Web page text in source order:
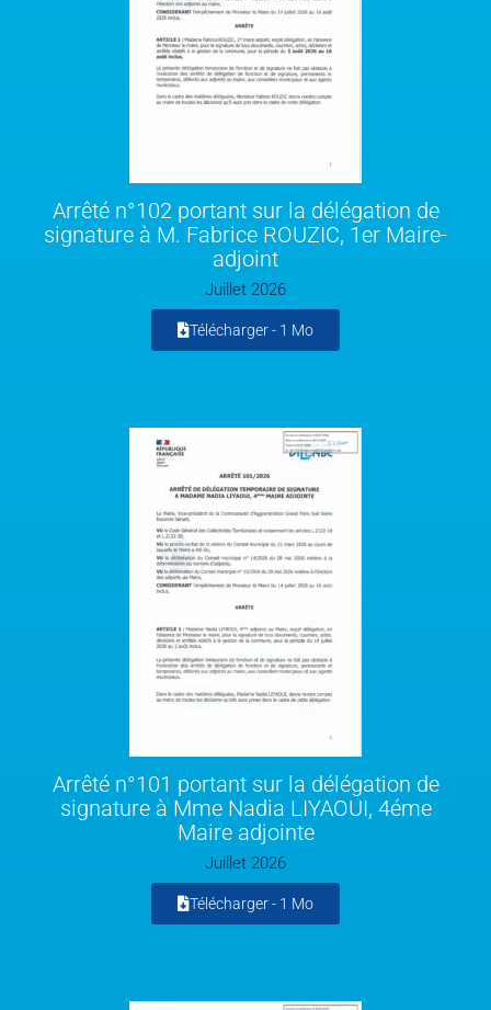
Arrêté n°102 portant sur la délégation de
signature à M. Fabrice ROUZIC, 1er Maire-
adjoint
Juillet 2026
Télécharger - 1 Mo
Arrêté n°101 portant sur la délégation de
signature à Mme Nadia LIYAOUI, 4éme
Maire adjointe
Juillet 2026
Télécharger - 1 Mo